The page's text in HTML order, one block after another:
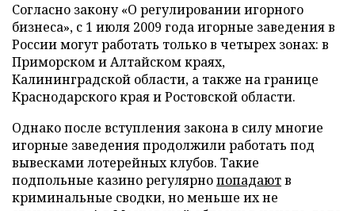
Согласно закону «О регулировании игорного
бизнеса», с 1 июля 2009 года игорные заведения в
России могут работать только в четырех зонах: в
Приморском и Алтайском краях,
Калининградской области, а также на границе
Краснодарского края и Ростовской области.
Однако после вступления закона в силу многие
игорные заведения продолжили работать под
вывесками лотерейных клубов. Такие
подпольные казино регулярнопопадаютв
криминальные сводки, но меньше их не